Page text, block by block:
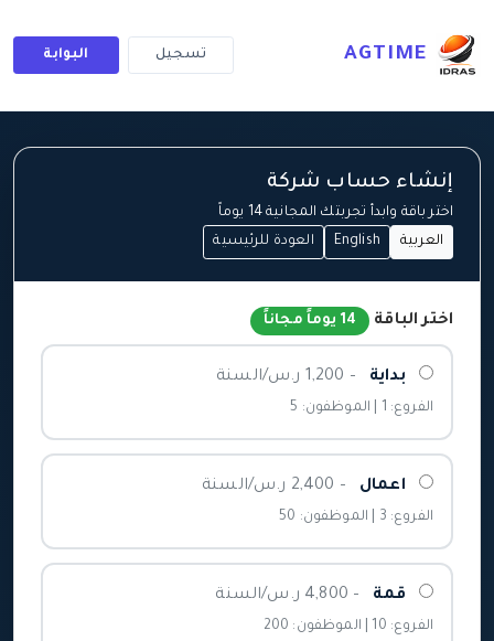
AGTIME تسجيل البوابة
إنشاء حساب شركة
اختر باقة وابدأ تجربتك المجانية 14 يوماً
العربية
English العودة للرئيسية
اختر الباقة 14 يوماً مجاناً
بداية – 1,200 ر.س/السنة
الفروع: 1 | الموظفون: 5
اعمال – 2,400 ر.س/السنة
الفروع: 3 | الموظفون: 50
قمة – 4,800 ر.س/السنة
الفروع: 10 | الموظفون: 200